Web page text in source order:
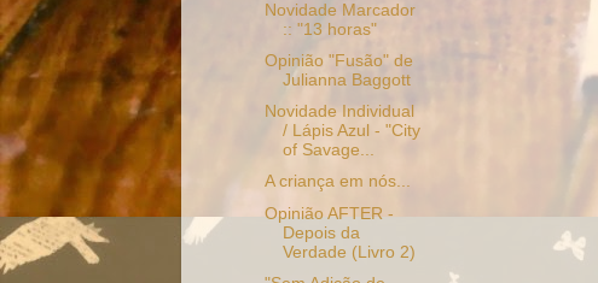
Novidade Marcador
:: "13 horas"
Opinião "Fusão" de
Julianna Baggott
Novidade Individual
/ Lápis Azul - "City
of Savage...
A criança em nós...
Opinião AFTER -
Depois da
Verdade (Livro 2)